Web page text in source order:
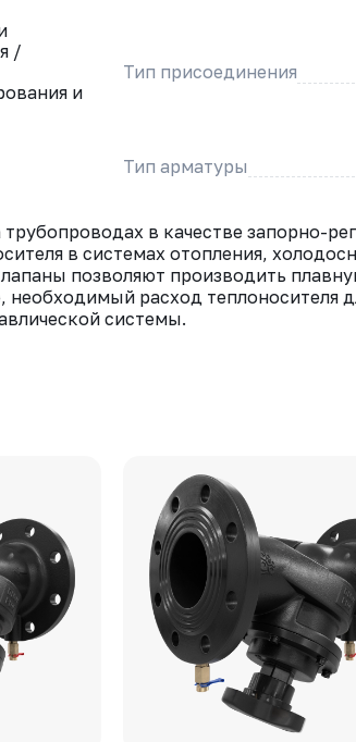
/
и
Тип присоединения
Тип арматуры
в качестве запорно-
в системах отопления,
позволяют производить
расход теплоносителя
системы.